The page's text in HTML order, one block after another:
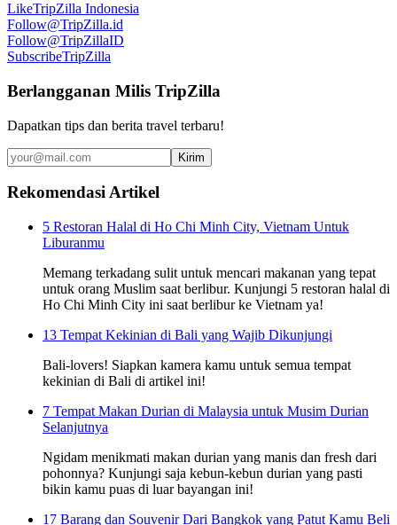
LikeTripZilla Indonesia
Follow@TripZilla.id
Follow@TripZillaID
SubscribeTripZilla
Berlangganan Milis TripZilla
Dapatkan tips dan berita travel terbaru!
Kirim
Rekomendasi Artikel
5 Restoran Halal di Ho Chi Minh City, Vietnam Untuk
Liburanmu
Memang terkadang sulit untuk mencari makanan yang tepat
untuk orang Muslim saat berlibur. Kunjungi 5 restoran halal di
Ho Chi Minh City ini saat berlibur ke Vietnam ya!
13 Tempat Kekinian di Bali yang Wajib Dikunjungi
Bali-lovers! Siapkan kamera kamu untuk semua tempat
kekinian di Bali di artikel ini!
7 Tempat Makan Durian di Malaysia untuk Musim Durian
Selanjutnya
Ngidam menikmati makan durian yang manis dan fresh dari
pohonnya? Kunjungi saja kebun-kebun durian yang pasti
bikin kamu puas di luar bayangan ini!
17 Barang dan Souvenir Dari Bangkok yang Patut Kamu Beli